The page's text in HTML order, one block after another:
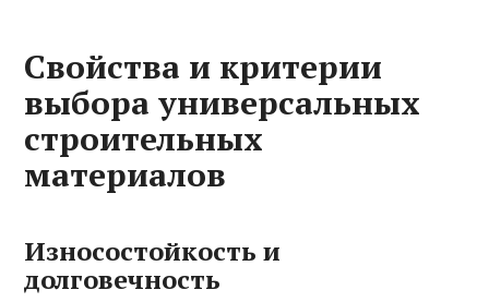
Свойства и критерии
выбора универсальных
строительных
материалов
Износостойкость и
долговечность